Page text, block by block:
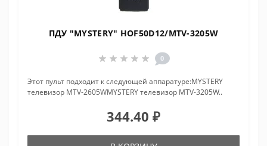
ПДУ "MYSTERY" HOF50D12/MTV-3205W
0
Этот пульт подходит к следующей аппаратуре:MYSTERY
телевизор MTV-2605WMYSTERY телевизор MTV-3205W..
344.40 ₽